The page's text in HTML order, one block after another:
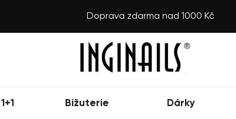
Doprava zdarma nad 1000 Kč
Bižuterie Dárky